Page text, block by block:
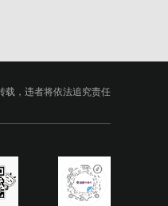
规定执行。4.拟录取
十四五”以来获批省
年，学校专项投
开展前沿研究。学校
生以第一作者发表的
）推进分类培养与课
（三）支持科研创新
学术讲座，鼓励研究
学科竞赛方面取得一
载，违者将依法追究责任